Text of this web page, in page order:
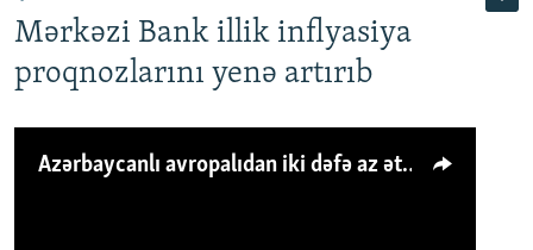
Mərkəzi Bank illik inflyasiya
proqnozlarını yenə artırıb
Azərbaycanlı avropalıdan iki dəfə az ət yeyir, amma... 'Qiymət artımı qaçılmazdır'